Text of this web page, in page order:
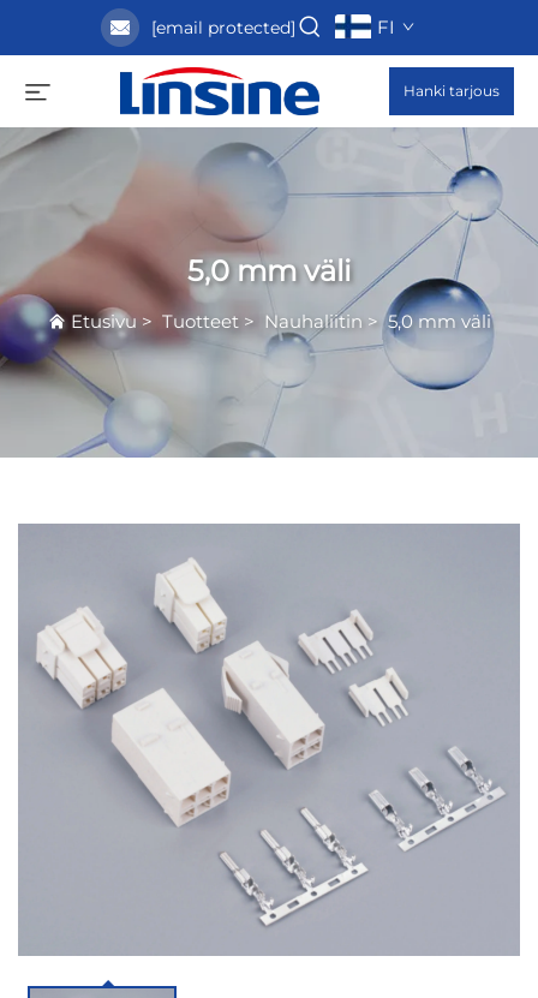
[email protected] FI
Hanki tarjous
5,0 mm väli
Etusivu > Tuotteet > Nauhaliitin >5,0 mm väli